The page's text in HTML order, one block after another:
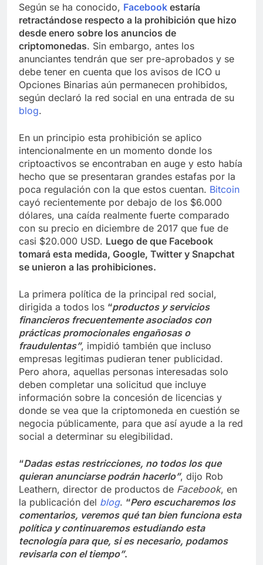
Según se ha conocido, Facebook estaría
retractándose respecto a la prohibición que hizo
desde enero sobre los anuncios de
criptomonedas. Sin embargo, antes los
anunciantes tendrán que ser pre-aprobados y se
debe tener en cuenta que los avisos de ICO u
Opciones Binarias aún permanecen prohibidos,
según declaró la red social en una entrada de su
blog.
En un principio esta prohibición se aplico
intencionalmente en un momento donde los
criptoactivos se encontraban en auge y esto había
hecho que se presentaran grandes estafas por la
poca regulación con la que estos cuentan. Bitcoin
cayó recientemente por debajo de los $6.000
dólares, una caída realmente fuerte comparado
con su precio en diciembre de 2017 que fue de
casi $20.000 USD. Luego de que Facebook
tomará esta medida, Google, Twitter y Snapchat
se unieron a las prohibiciones.
La primera política de la principal red social,
dirigida a todos los “productos y servicios
financieros frecuentemente asociados con
prácticas promocionales engañosas o
fraudulentas”, impidió también que incluso
empresas legitimas pudieran tener publicidad.
Pero ahora, aquellas personas interesadas solo
deben completar una solicitud que incluye
información sobre la concesión de licencias y
donde se vea que la criptomoneda en cuestión se
negocia públicamente, para que así ayude a la red
social a determinar su elegibilidad.
“Dadas estas restricciones, no todos los que
quieran anunciarse podrán hacerlo”, dijo Rob
Leathern, director de productos de Facebook, en
la publicación del blog. “Pero escucharemos los
comentarios, veremos qué tan bien funciona esta
política y continuaremos estudiando esta
tecnología para que, si es necesario, podamos
revisarla con el tiempo”.